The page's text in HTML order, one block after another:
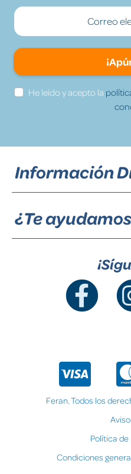
He leído y acepto la
Información
¿Te
Feran. Todos los
Política
Condiciones